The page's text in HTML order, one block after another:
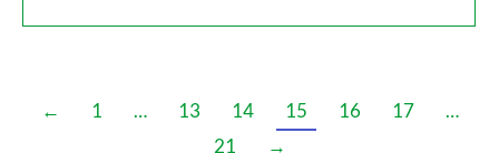
← 1 … 13 14 15 16 17
…
21
→